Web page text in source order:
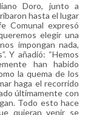
Doro, junto a
hasta el lugar
Comunal expresó
elegir una
impongan nada,
Y añadió: “Hemos
han habido
la quema de los
haga el recorrido
últimamente con
Todo esto hace
quieran venir se